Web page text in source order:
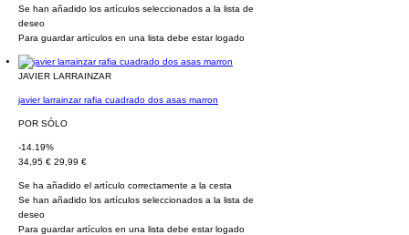
Se han añadido los artículos seleccionados a la lista de
deseo
Para guardar artículos en una lista debe estar logado
JAVIER LARRAINZAR
javier larrainzar rafia cuadrado dos asas marron
POR SÓLO
-14.19%
34,95 € 29,99 €
Se ha añadido el artículo correctamente a la cesta
Se han añadido los artículos seleccionados a la lista de
deseo
Para guardar artículos en una lista debe estar logado